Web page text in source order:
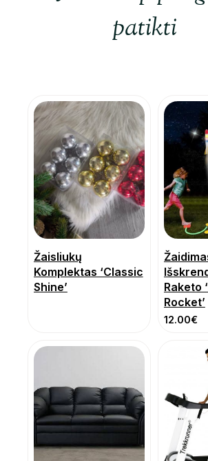
patikti
Žaisliukų
Komplektas ‘Classic
Shine’
Raketo
Rocket’
12.00€